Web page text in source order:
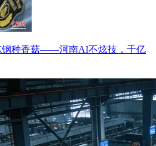
钢种香菇——河南AI不炫技，千亿